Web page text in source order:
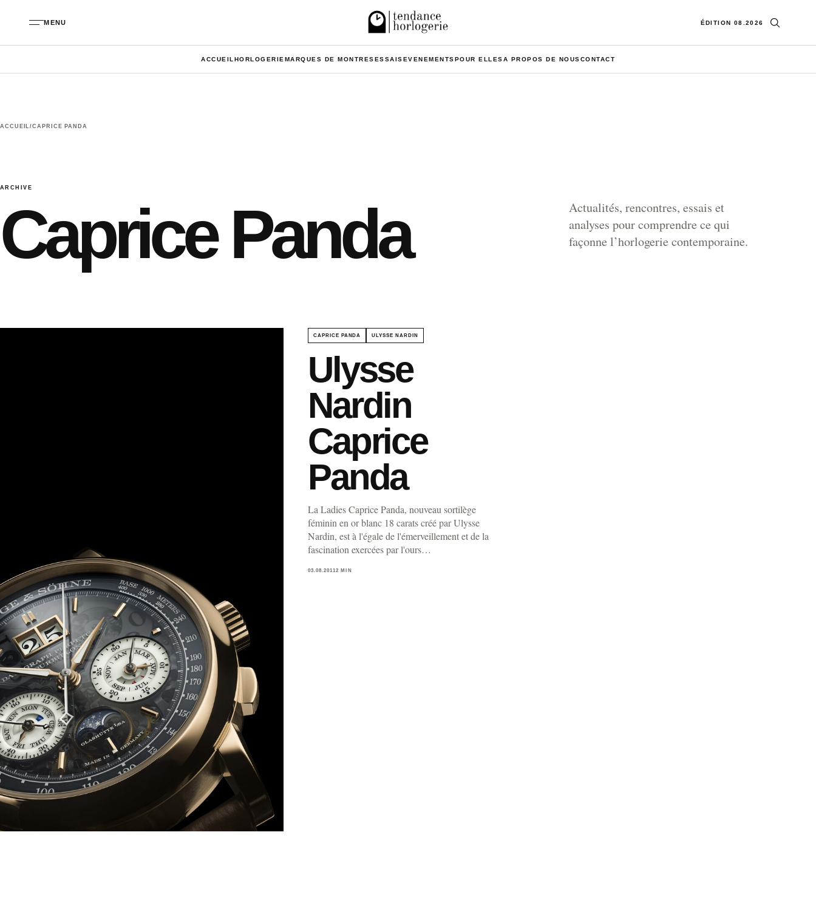
MENU ÉDITION 08.2026 Ouvrir la
ACCUEIL HORLOGERIE MARQUES DE MONTRESESSAISEVENEMENTSPOUR ELLESA PROPOS DE NOUSCONTACT
ACCUEIL/CAPRICE PANDA
ARCHIVE
Caprice Panda
Actualités, rencontres, essais et
analyses pour comprendre ce qui
façonne l’horlogerie contemporaine.
CAPRICE PANDA ULYSSE NARDIN
Ulysse
Nardin
Caprice
Panda
La Ladies Caprice Panda, nouveau sortilège
féminin en or blanc 18 carats créé par Ulysse
Nardin, est à l'égale de l'émerveillement et de la
fascination exercées par l'ours…
03.08.20112 MIN